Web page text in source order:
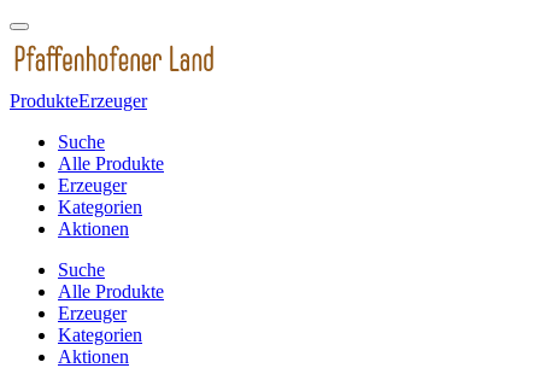
ProdukteErzeuger
Suche
Alle Produkte
Erzeuger
Kategorien
Aktionen
Suche
Alle Produkte
Erzeuger
Kategorien
Aktionen